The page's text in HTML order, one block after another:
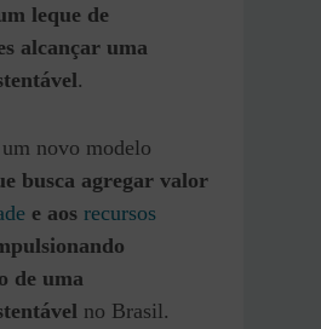
leque de
alcançar uma
.
novo modelo
busca agregar valor
e aos recursos
de uma
no Brasil.